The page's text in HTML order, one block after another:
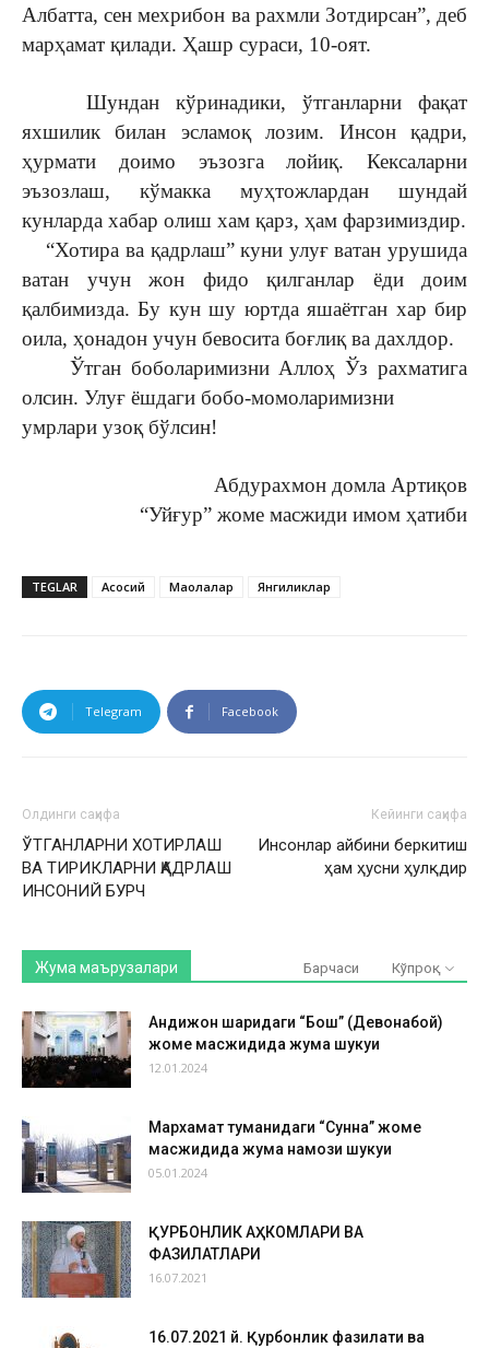
Албатта, сен мехрибон ва рахмли Зотдирсан”, деб
марҳамат қилади. Ҳашр сураси, 10-оят.
Шундан кўринадики, ўтганларни фақат
яхшилик билан эсламоқ лозим. Инсон қадри,
ҳурмати доимо эъзозга лойиқ. Кексаларни
эъзозлаш, кўмакка муҳтожлардан шундай
кунларда хабар олиш хам қарз, ҳам фарзимиздир.
“Хотира ва қадрлаш” куни улуғ ватан урушида
ватан учун жон фидо қилганлар ёди доим
қалбимизда. Бу кун шу юртда яшаётган хар бир
оила, ҳонадон учун бевосита боғлиқ ва дахлдор.
Ўтган боболаримизни Аллоҳ Ўз рахматига
олсин. Улуғ ёшдаги бобо-момоларимизни
умрлари узоқ бўлсин!
Абдурахмон домла Артиқов
“Уйғур” жоме масжиди имом ҳатиби
TEGLAR Асосий Мақолалар Янгиликлар
Telegram Facebook
Олдинги саҳифа
ЎТГАНЛАРНИ ХОТИРЛАШ
ВА ТИРИКЛАРНИ ҚАДРЛАШ
ИНСОНИЙ БУРЧ
Кейинги саҳифа
Инсонлар айбини беркитиш
ҳам ҳусни ҳулқдир
Жума маърузалари Барчаси Кўпроқ
Андижон шаҳридаги “Бош” (Девонабой)
жоме масжидида жума шукуҳи
12.01.2024
Мархамат туманидаги “Сунна” жоме
масжидида жума намози шукуҳи
05.01.2024
ҚУРБОНЛИК АҲКОМЛАРИ ВА
ФАЗИЛАТЛАРИ
16.07.2021
16.07.2021 й. Қурбонлик фазилати ва